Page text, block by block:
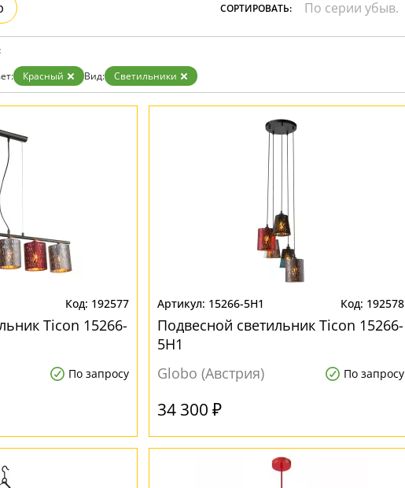
СОРТИРОВАТЬ:
Красный Вид: Светильники
192577
Ticon 15266-
По запросу
15266-5H1 192578
Подвесной светильник Ticon 15266-
5H1
Globo (Австрия)
По запросу
34 300 ₽